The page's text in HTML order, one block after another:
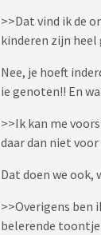
>>Dat vind ik de
kinderen zijn
Nee, je hoeft
ie genoten!! En
>>Ik kan me
daar dan niet
Dat doen we ook,
>>Overigens ben
belerende